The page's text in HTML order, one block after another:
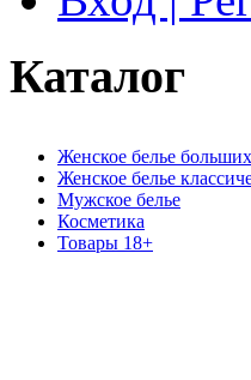
Каталог
Женское белье
Женское белье
Мужское белье
Косметика
Товары 18+